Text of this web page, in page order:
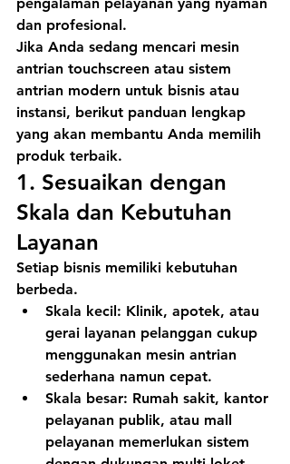
dan profesional.
Jika Anda sedang mencari mesin
antrian touchscreen atau sistem
antrian modern untuk bisnis atau
instansi, berikut panduan lengkap
yang akan membantu Anda memilih
produk terbaik.
1. Sesuaikan dengan
Skala dan Kebutuhan
Layanan
Setiap bisnis memiliki kebutuhan
berbeda.
Skala kecil: Klinik, apotek, atau
gerai layanan pelanggan cukup
menggunakan mesin antrian
sederhana namun cepat.
Skala besar: Rumah sakit, kantor
pelayanan publik, atau mall
pelayanan memerlukan sistem